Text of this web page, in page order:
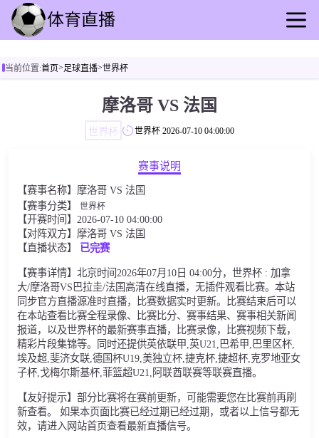
足球直播
其他赛事
当前位置:首页>足球直播>世界杯
摩洛哥 VS 法国
世界杯 世界杯 2026-07-10 04:00:00
赛事说明
【赛事名称】摩洛哥 VS 法国
【赛事分类】 世界杯
【开赛时间】2026-07-10 04:00:00
【对阵双方】摩洛哥 VS 法国
【直播状态】
已完赛
【赛事详情】北京时间2026年07月10日 04:00分，世界杯 : 加拿
大/摩洛哥VS巴拉圭/法国高清在线直播，无插件观看比赛。本站
同步官方直播源准时直播，比赛数据实时更新。比赛结束后可以
在本站查看比赛全程录像、比赛比分、赛事结果、赛事相关新闻
报道，以及世界杯的最新赛事直播，比赛录像，比赛视频下载，
精彩片段集锦等。同时还提供英依联甲,英U21,巴希甲,巴里区杯,
埃及超,斐济女联,德国杯U19,美独立杯,捷克杯,捷超杯,克罗地亚女
子杯,戈梅尔斯基杯,菲篮超U21,阿联酋联赛等联赛直播。
【友好提示】部分比赛将在赛前更新，可能需要您在比赛前再刷
新查看。 如果本页面比赛已经过期已经过期，或者以上信号都无
效，请进入网站首页查看最新直播信号。